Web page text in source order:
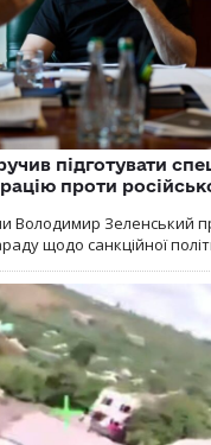
підготувати
проти
Володимир Зеленський
щодо санкційної